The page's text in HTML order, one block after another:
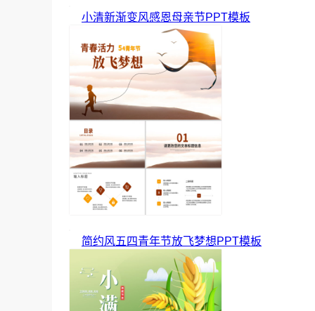
小清新渐变风感恩母亲节PPT模板
简约风五四青年节放飞梦想PPT模板